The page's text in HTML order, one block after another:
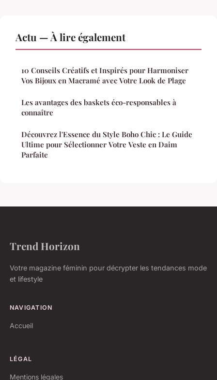
Actu — À lire également
10 Conseils Créatifs et Inspirés pour Harmoniser
Vos Bijoux en Macramé avec Votre Look de Plage
Les avantages des baskets éco-responsables à
connaître
Découvrez l'Essence du Style Boho Chic : Le Guide
Ultime pour Sélectionner Votre Veste en Daim
Parfaite
Trend Horizon
Votre magazine féminin pour décrypter les tendances mode
et lifestyle
NAVIGATION
Accueil
LÉGAL
Mentions légales